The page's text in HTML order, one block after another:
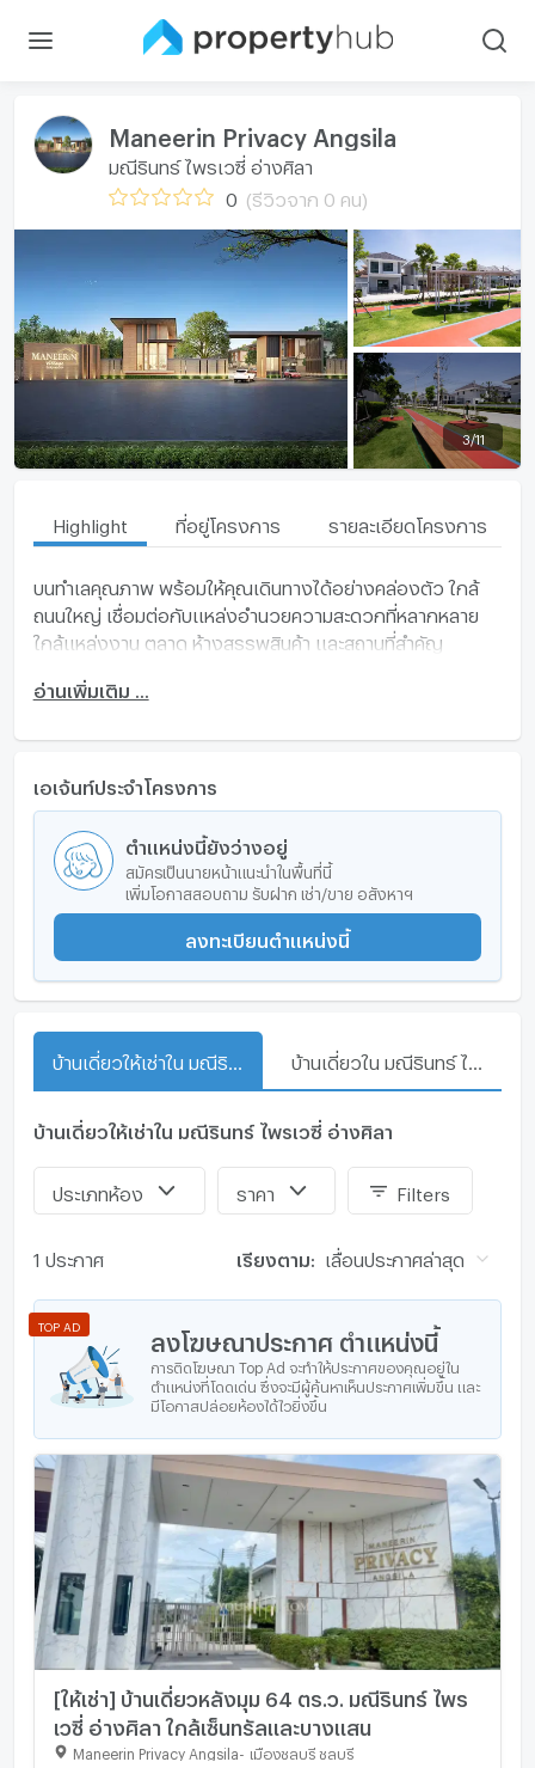
Maneerin Privacy Angsila
มณีรินทร์ ไพรเวซี่ อ่างศิลา
0 (รีวิวจาก 0 คน)
3/11
Highlight ที่อยู่โครงการ รายละเอียดโครงการ
บนทำเลคุณภาพ พร้อมให้คุณเดินทางได้อย่างคล่องตัว ใกล้
ถนนใหญ่ เชื่อมต่อกับแหล่งอำนวยความสะดวกที่หลากหลาย
ใกล้แหล่งงาน ตลาด ห้างสรรพสินค้า และสถานที่สำคัญ
อ่านเพิ่มเติม ...
เอเจ้นท์ประจำโครงการ
ตำแหน่งนี้ยังว่างอยู่
สมัครเป็นนายหน้าแนะนำในพื้นที่นี้
เพิ่มโอกาสสอบถาม รับฝาก เช่า/ขาย อสังหาฯ
ลงทะเบียนตำแหน่งนี้
บ้านเดี่ยวให้เช่าใน มณีรินทร์ ไพรเวซี่ อ่างศิลา
ประเภทห้อง ราคา Filters
1 ประกาศ เรียงตาม: เลื่อนประกาศล่าสุด
ลงโฆษณาประกาศ ตำแหน่งนี้
การติดโฆษณา Top Ad จะทำให้ประกาศของคุณอยู่ใน
ตำแหน่งที่โดดเด่น ซึ่งจะมีผู้ค้นหาเห็นประกาศเพิ่มขึ้น และ
มีโอกาสปล่อยห้องได้ไวยิ่งขึ้น
TOP AD
[ให้เช่า] บ้านเดี่ยวหลังมุม 64 ตร.ว. มณีรินทร์ ไพร
เวซี่ อ่างศิลา ใกล้เซ็นทรัลและบางแสน
Maneerin Privacy Angsila
เมืองชลบุรี ชลบุรี